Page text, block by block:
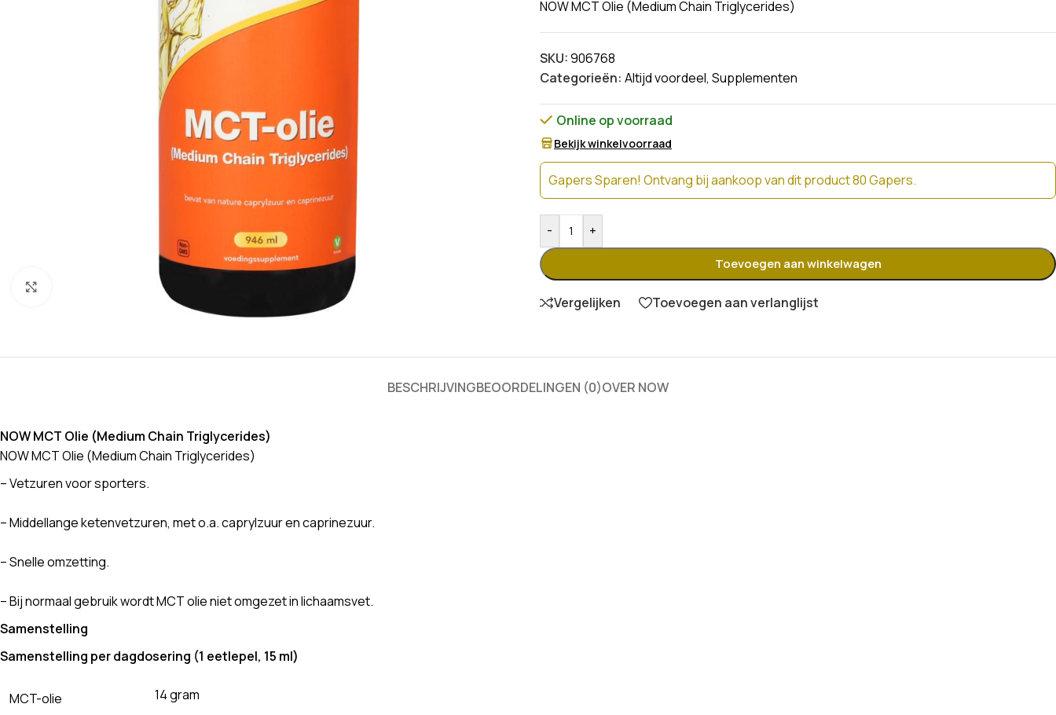
Klik om te vergroten
NOW MCT Olie (Medium Chain Triglycerides)
SKU:906768
Categorieën: Altijd voordeel, Supplementen
Online op voorraad
Bekijk winkelvoorraad
Gapers Sparen! Ontvang bij aankoop van dit product 80 Gapers.
- +
Toevoegen aan winkelwagen
Vergelijken Toevoegen aan verlanglijst
BESCHRIJVINGBEOORDELINGEN (0)OVER NOW
NOW MCT Olie (Medium Chain Triglycerides)
NOW MCT Olie (Medium Chain Triglycerides)
– Vetzuren voor sporters.
– Middellange ketenvetzuren, met o.a. caprylzuur en caprinezuur.
– Snelle omzetting.
– Bij normaal gebruik wordt MCT olie niet omgezet in lichaamsvet.
Samenstelling
Samenstelling per dagdosering (1 eetlepel, 15 ml)
MCT-olie 14 gram